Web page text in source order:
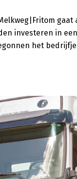
investeren in een
het